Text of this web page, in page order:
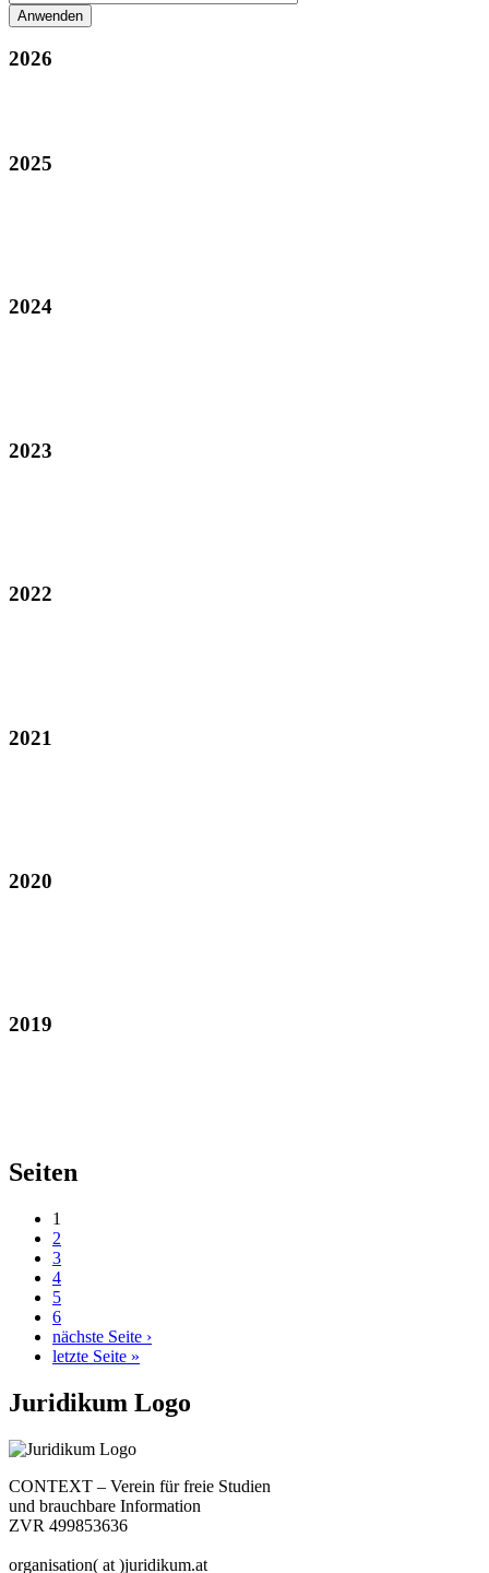
2026
2025
2024
2023
2022
2021
2020
2019
Seiten
1
2
3
4
5
6
nächste Seite ›
letzte Seite »
Juridikum Logo
CONTEXT – Verein für freie Studien
und brauchbare Information
ZVR 499853636
organisation( at )juridikum.at